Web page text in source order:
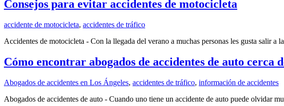
Consejos para evitar accidentes de motocicleta
accidente de motocicleta, accidentes de tráfico
Accidentes de motocicleta - Con la llegada del verano a muchas personas les gusta salir a
Cómo encontrar abogados de accidentes de auto cerca
Abogados de accidentes en Los Ángeles, accidentes de tráfico, información de accidentes
Abogados de accidentes de auto - Cuando uno tiene un accidente de auto puede olvidar